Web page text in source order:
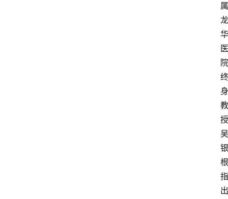
属
龙
华
医
院
终
身
教
授
吴
银
根
指
出